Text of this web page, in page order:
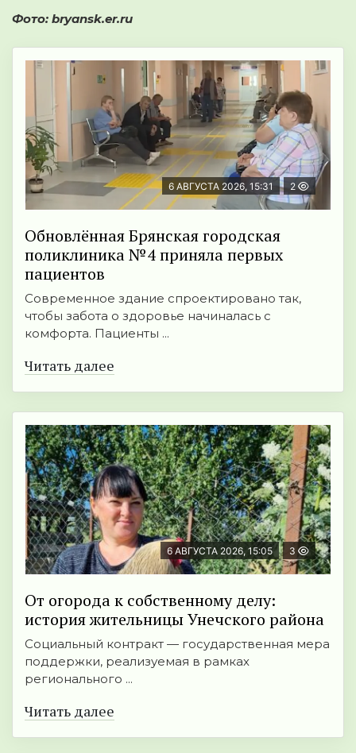
Фото: bryansk.er.ru
6 АВГУСТА 2026, 15:31 2
Обновлённая Брянская городская
поликлиника №4 приняла первых
пациентов
Современное здание спроектировано так,
чтобы забота о здоровье начиналась с
комфорта. Пациенты ...
Читать далее
6 АВГУСТА 2026, 15:05 3
От огорода к собственному делу:
история жительницы Унечского района
Социальный контракт — государственная мера
поддержки, реализуемая в рамках
регионального ...
Читать далее